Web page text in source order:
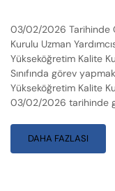
03/02/2026 Tarihinde
Kurulu Uzman
Yükseköğretim Kalite
Sınıfında görev
Yükseköğretim Kalite
03/02/2026 tarihinde
DAHA FAZLASI